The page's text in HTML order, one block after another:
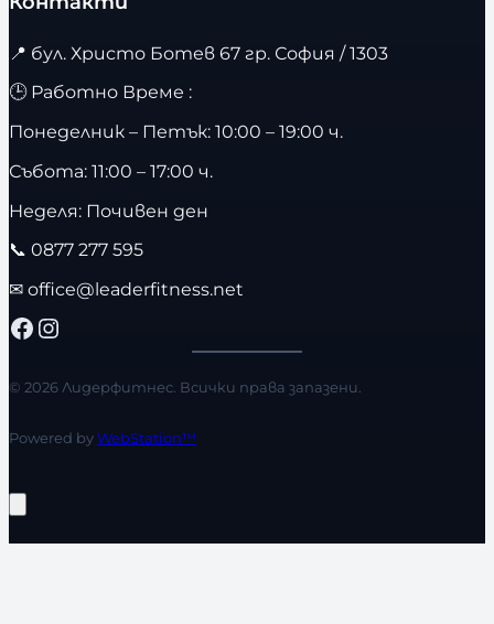
📍 бул. Христо Ботев 67 гр. София / 1303
🕒 Работно Време :
Понеделник – Петък: 10:00 – 19:00 ч.
Събота: 11:00 – 17:00 ч.
Неделя: Почивен ден
📞 0877 277 595
✉ office@leaderfitness.net
Facebook Instagram
© 2026 Лидерфитнес. Всички права запазени.
Powered byWebStation™